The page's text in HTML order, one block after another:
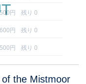
円 残り 0
600円 残り 0
500円 残り 0
of the Mistmoor